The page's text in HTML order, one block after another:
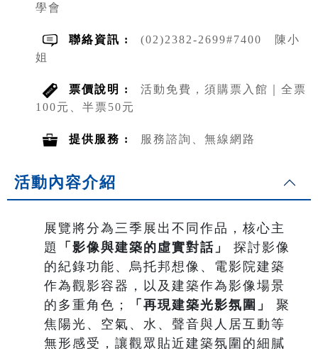
學會
聯絡資訊 :
(02)2382-2699#7400 陳小
姐
票價說明 :
活動免費，須購票入館｜全票
100元、半票50元
提供服務 : 服務諮詢、無線網路
活動內容介紹
展覽將分為三季展出不同作品，核心主
題
「影像與建築的虛實對話」
探討影像
的紀錄功能、烏托邦想像、電影院建築
作為觀影容器，以及建築作為影像場景
的多重角色；
「再現建築光影氛圍」
聚
焦陽光、空氣、水、聲音與人居互動等
無形感受，讓觀眾貼近建築氛圍的細膩